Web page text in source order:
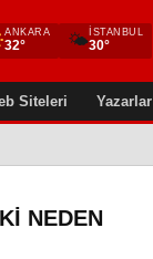
ANKARA
32° 🌤 İSTANBUL
30°
Siteleri Yazarlar
NEDEN